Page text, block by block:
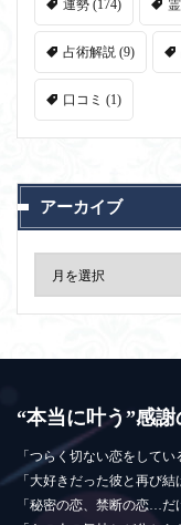
運勢 (174)
占術解説 (9)
口コミ (1)
アーカイブ
“本当に叶う”感謝
「つらく切ない恋をしてい
「大好きだった彼と再び結
「秘密の恋、禁断の恋…だ